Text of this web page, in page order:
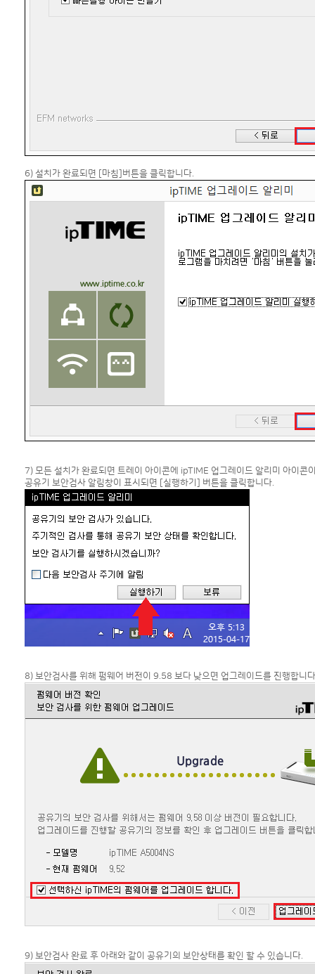
6) 설치가 완료되면 [마침]버튼을 클릭합니다.
7) 모든 설치가 완료되면 트레이 아이콘에 ipTIME 업그레이드 알리미 아이콘
공유기 보안검사 알림창이 표시되면 [실행하기] 버튼을 클릭합니다.
8) 보안검사를 위해 펌웨어 버전이 9.58 보다 낮으면 업그레이드를 진행합니
9) 보안검사 완료 후 아래와 같이 공유기의 보안상태를 확인 할 수 있습니다.